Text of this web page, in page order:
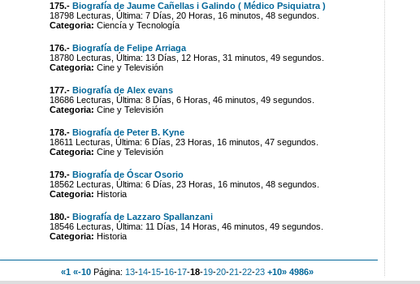
175.- Biografía de Jaume Cañellas i Galindo ( Médico Psiquiatra )
18798 Lecturas, Última: 7 Días, 20 Horas, 16 minutos, 48 segundos.
Categoria: Ciencía y Tecnología
176.- Biografía de Felipe Arriaga
18780 Lecturas, Última: 13 Días, 12 Horas, 31 minutos, 49 segundos.
Categoria: Cine y Televisión
177.- Biografía de Alex evans
18686 Lecturas, Última: 8 Días, 6 Horas, 46 minutos, 49 segundos.
Categoria: Cine y Televisión
178.- Biografía de Peter B. Kyne
18611 Lecturas, Última: 6 Días, 23 Horas, 16 minutos, 47 segundos.
Categoria: Cine y Televisión
179.- Biografía de Óscar Osorio
18562 Lecturas, Última: 6 Días, 23 Horas, 16 minutos, 48 segundos.
Categoria: Historia
180.- Biografía de Lazzaro Spallanzani
18546 Lecturas, Última: 11 Días, 14 Horas, 46 minutos, 49 segundos.
Categoria: Historia
«1 «-10 Página: 13-14-15-16-17-18-19-20-21-22-23 +10» 4986»